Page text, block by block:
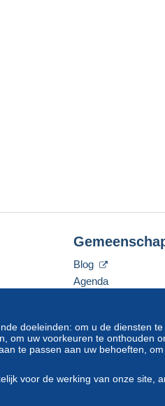
doeleinden: om u de diensten
om uw voorkeuren te onthouden
te passen aan uw behoeften,
voor de werking van onze site,
Blog
Agenda